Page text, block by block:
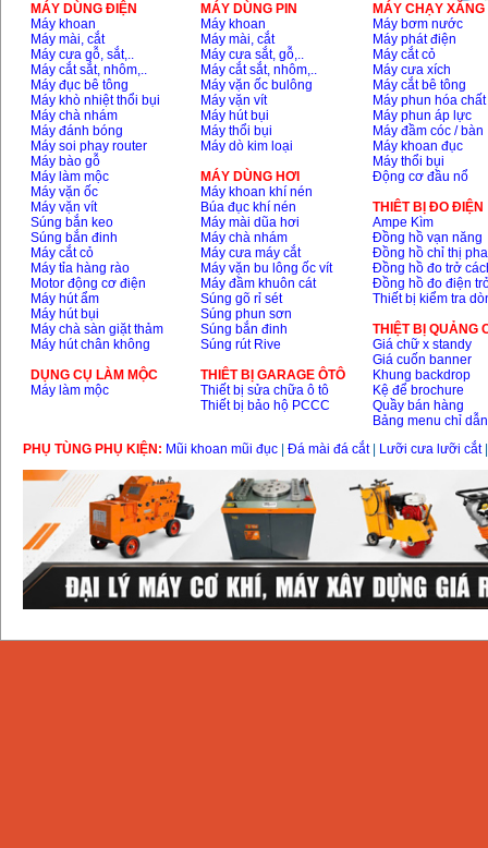
MÁY DÙNG ĐIỆN
Máy khoan
Máy mài, cắt
Máy cưa gỗ, sắt,..
Máy cắt sắt, nhôm,..
Máy đục bê tông
Máy khò nhiệt thổi bụi
Máy chà nhám
Máy đánh bóng
Máy soi phay router
Máy bào gỗ
Máy làm mộc
Máy vặn ốc
Máy vặn vít
Súng bắn keo
Súng bắn đinh
Máy cắt cỏ
Máy tỉa hàng rào
Motor động cơ điện
Máy hút ẩm
Máy hút bụi
Máy chà sàn giặt thảm
Máy hút chân không
DỤNG CỤ LÀM MỘC
Máy làm mộc
MÁY DÙNG PIN
Máy khoan
Máy mài, cắt
Máy cưa sắt, gỗ,..
Máy cắt sắt, nhôm,..
Máy vặn ốc bulông
Máy vặn vít
Máy hút bụi
Máy thổi bụi
Máy dò kim loại
MÁY DÙNG HƠI
Máy khoan khí nén
Búa đục khí nén
Máy mài dũa hơi
Máy chà nhám
Máy cưa máy cắt
Máy vặn bu lông ốc vít
Máy đầm khuôn cát
Súng gõ rỉ sét
Súng phun sơn
Súng bắn đinh
Súng rút Rive
THIÊT BỊ GARAGE ÔTÔ
Thiết bị sửa chữa ô tô
Thiết bị bảo hộ PCCC
MÁY CHẠY
Máy bơm nước
Máy phát điện
Máy cắt cỏ
Máy cưa xích
Máy cắt bê tông
Máy phun hóa chất
Máy phun áp lực
Máy đầm cóc / bàn
Máy khoan đục
Máy thổi bụi
Động cơ đầu nổ
THIÊT BỊ ĐO ĐIỆN
Ampe Kìm
Đồng hồ vạn năng
Đồng hồ chỉ thị pha
Đồng hồ đo trở
Đồng hồ đo điện
Thiết bị kiểm tra
THIỆT BỊ QUẢNG
Giá chữ x standy
Giá cuốn banner
Khung backdrop
Kệ để brochure
Quầy bán hàng
Bảng menu chỉ dẫn
PHỤ TÙNG PHỤ KIỆN: Mũi khoan mũi đục Đá mài đá cắt| Lưỡi cưa lưỡi cắt